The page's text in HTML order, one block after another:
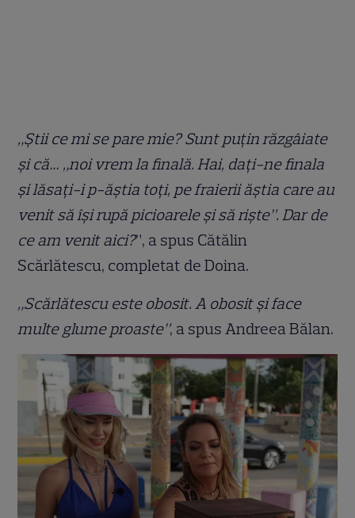
„Știi ce mi se pare mie? Sunt puțin răzgâiate
și că… „noi vrem la finală. Hai, dați-ne finala
și lăsați-i p-ăștia toți, pe fraierii ăștia care au
venit să își rupă picioarele și să riște”. Dar de
ce am venit aici?”, a spus Cătălin
Scărlătescu, completat de Doina.
„Scărlătescu este obosit. A obosit și face
multe glume proaste”, a spus Andreea Bălan.